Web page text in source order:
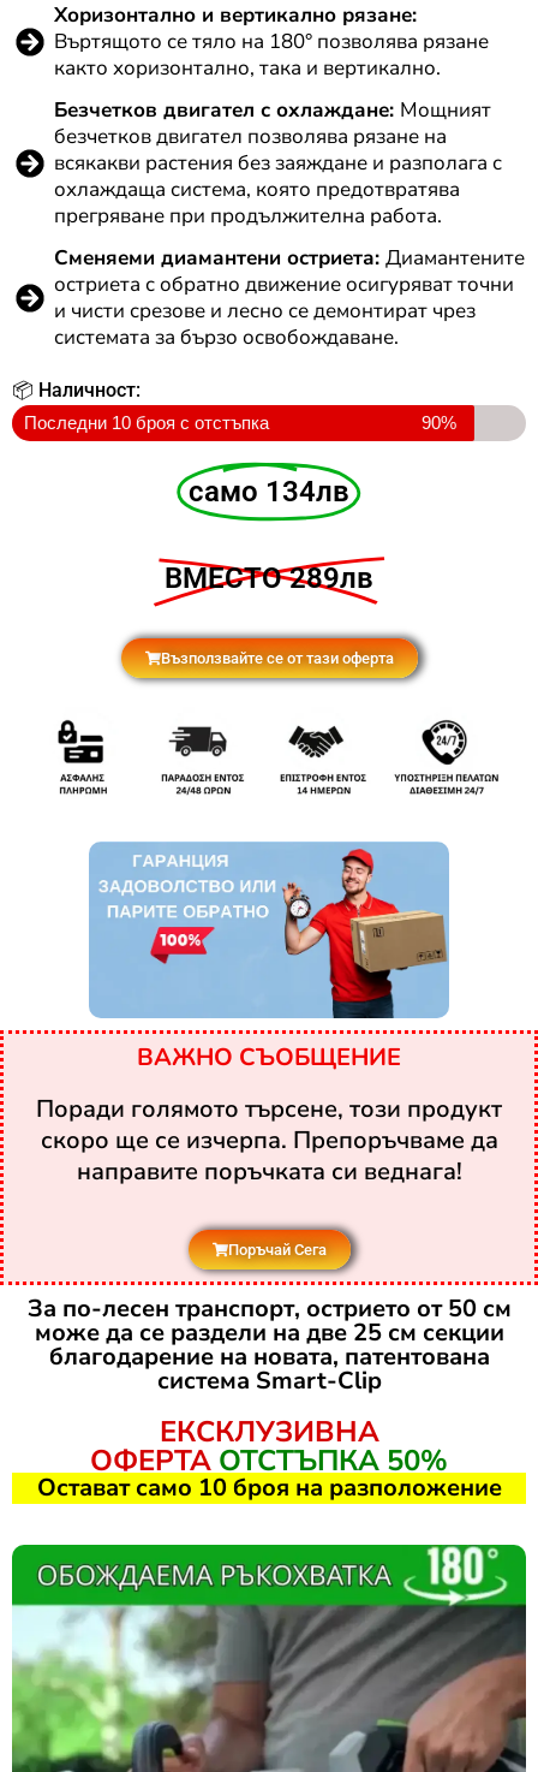
Хоризонтално и вертикално рязане:
Въртящото се тяло на 180° позволява рязане
както хоризонтално, така и вертикално.
Безчетков двигател с охлаждане: Мощният
безчетков двигател позволява рязане на
всякакви растения без заяждане и разполага с
охлаждаща система, която предотвратява
прегряване при продължителна работа.
Сменяеми диамантени остриета: Диамантените
остриета с обратно движение осигуряват точни
и чисти срезове и лесно се демонтират чрез
системата за бързо освобождаване.
📦 Наличност:
Последни 10 броя с отстъпка 90%
само 134лв
ВМЕСТО 289лв
Възползвайте се от тази оферта
ВАЖНО СЪОБЩЕНИЕ
Поради голямото търсене, този продукт
скоро ще се изчерпа. Препоръчваме да
направите поръчката си веднага!
Поръчай Сега
За по-лесен транспорт, острието от 50 см
може да се раздели на две 25 см секции
благодарение на новата, патентована
система Smart-Clip
ЕКСКЛУЗИВНА
ОФЕРТА ОТСТЪПКА 50%
Остават само 10 броя на разположение